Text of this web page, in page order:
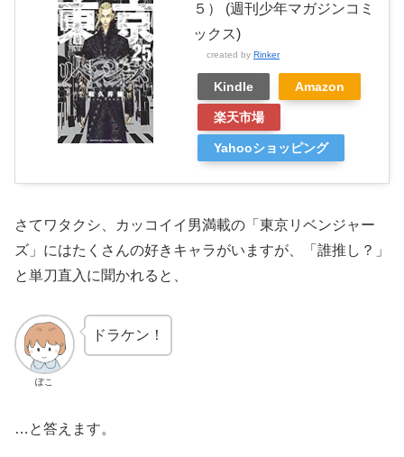
５） (週刊少年マガジンコミ
ックス)
created by Rinker
Kindle Amazon
楽天市場
Yahooショッピング
さてワタクシ、カッコイイ男満載の「東京リベンジャー
ズ」にはたくさんの好きキャラがいますが、「誰推し？」
と単刀直入に聞かれると、
ぽこ
ドラケン！
…と答えます。